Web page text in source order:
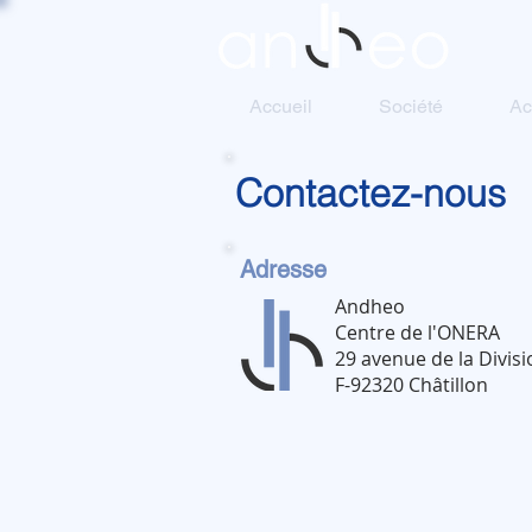
Accueil Société
Contactez-nous
Adresse
Andheo
Centre de l'ONERA
29 avenue de la
F-92320 Châtillon